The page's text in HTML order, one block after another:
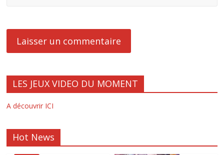
LES JEUX VIDEO DU MOMENT
A découvrir ICI
Hot News